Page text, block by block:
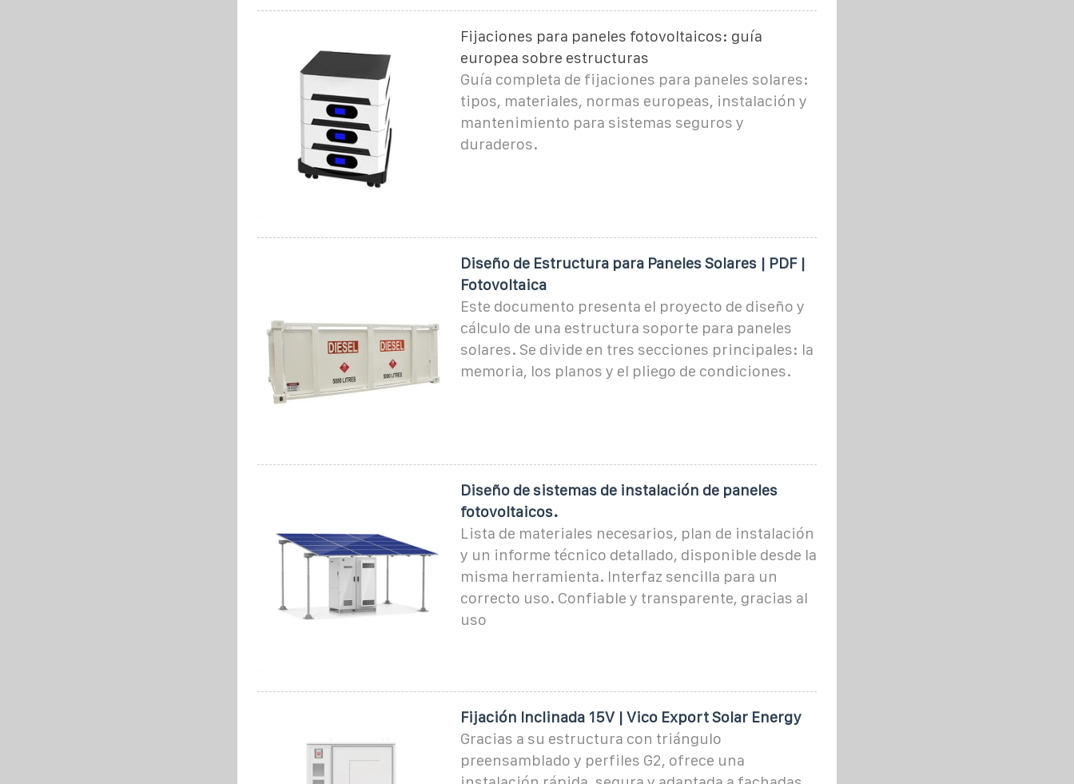
Fijaciones para paneles fotovoltaicos: guía
europea sobre estructuras
Guía completa de fijaciones para paneles solares:
tipos, materiales, normas europeas, instalación y
mantenimiento para sistemas seguros y
duraderos.
Diseño de Estructura para Paneles Solares | PDF |
Fotovoltaica
Este documento presenta el proyecto de diseño y
cálculo de una estructura soporte para paneles
solares. Se divide en tres secciones principales: la
memoria, los planos y el pliego de condiciones.
Diseño de sistemas de instalación de paneles
fotovoltaicos.
Lista de materiales necesarios, plan de instalación
y un informe técnico detallado, disponible desde la
misma herramienta. Interfaz sencilla para un
correcto uso. Confiable y transparente, gracias al
uso
Fijación Inclinada 15V | Vico Export Solar Energy
Gracias a su estructura con triángulo
preensamblado y perfiles G2, ofrece una